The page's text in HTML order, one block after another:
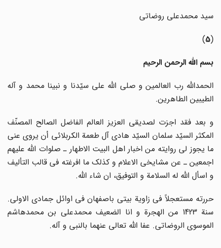
سید محمدعلی روضاتی
5
)
بسم الله الرحمن الرحیم
الحمدالله رب العالمین و صلی الله علی سیّدنا و نبینا محمد و آله
الطیبین الطاهرین.
و بعد فقد اجزت لصدیقی العزیز العالم الفاضل الصالح المصنّف
المکثر السیّد سلمان السیّد هادی آل طعمة الکربلائی أن یروی عنی
ما یجوز لی روایته من اخبار اهل البیت الاطهار ـ صلوات الله علیهم
اجمعین ـ عن مشایخی الاعلام و کذلک ما افرغته فی قالب التألیف
و اسأل الله له السلامة و التوفیق، ان شاء الله.
حررته مستعجلاً فی زاویة بیتی باصفهان فی اوائل جمادی الاولی.
سنة 1423 من الهجرة و انا الضعیف محمدعلی بن محمدهاشم
الموسوی الروضاتی. عفا الله تعالی عنهما بالنبی و آله.